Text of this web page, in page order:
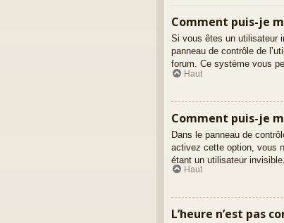
Comment puis-je
Si vous êtes un utilisateur
panneau de contrôle de
forum. Ce système vous
Haut
Comment puis-je
Dans le panneau de
activez cette option, vous
étant un utilisateur invisible.
Haut
L’heure n’est pas